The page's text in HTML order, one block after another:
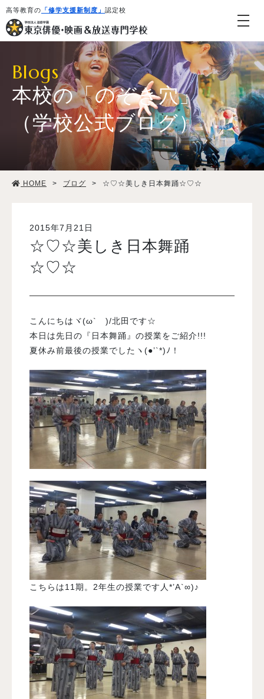
高等教育の 「修学支援新制度」 認定校
学校紹介・教育システム
学生生活
就職・デビュー
入試案内
学校情報
オープンキャンパス
訪問者別メニュー
Blogs
本校の「のぞき穴」
（学校公式ブログ）
HOME > ブログ > ☆♡☆美しき日本舞踊☆♡☆
2015年7月21日
☆♡☆美しき日本舞踊
☆♡☆
こんにちはヾ(ω` )/北田です☆
本日は先日の『日本舞踊』の授業をご紹介!!!
夏休み前最後の授業でしたヽ(●’`*)ﾉ！
こちらは11期。2年生の授業です人*’A`∞)♪